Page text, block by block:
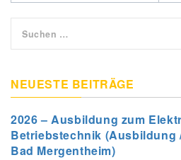
nach:
NEUESTE BEITRÄGE
2026 – Ausbildung zum
Betriebstechnik (Ausbildung
Bad Mergentheim)